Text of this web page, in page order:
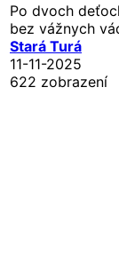
Po dvoch
bez vážnych
Stará Turá
11-11-2025
622 zobrazení